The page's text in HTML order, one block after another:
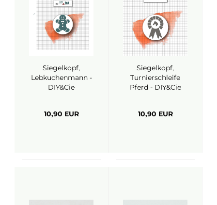
Siegelkopf,
Lebkuchenmann -
DIY&Cie
10,90 EUR
Siegelkopf,
Turnierschleife
Pferd - DIY&Cie
10,90 EUR